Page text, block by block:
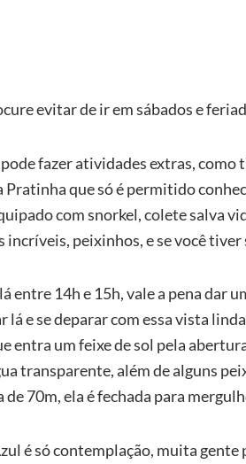
evitar de ir em sábados e
fazer atividades extras,
que só é permitido
com snorkel, colete salva
incríveis, peixinhos, e se você
entre 14h e 15h, vale a pena dar
lá e se deparar com essa vista
entra um feixe de sol pela
transparente, além de alguns
70m, ela é fechada para
é só contemplação, muita